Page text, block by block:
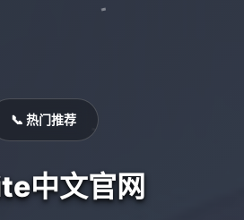
📞 热门推荐
中文官网